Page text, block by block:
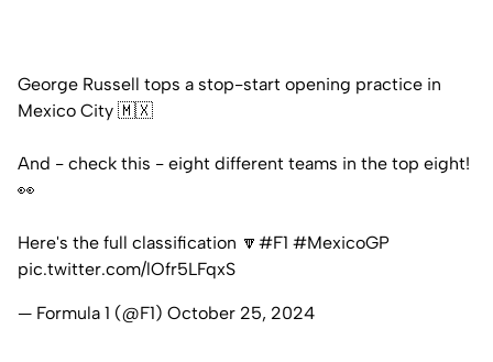
George Russell tops a stop-start opening practice in
Mexico City 🇲🇽
And - check this - eight different teams in the top eight!
👀
Here's the full classification 🔽 #F1 #MexicoGP
pic.twitter.com/lOfr5LFqxS
— Formula 1 (@F1) October 25, 2024